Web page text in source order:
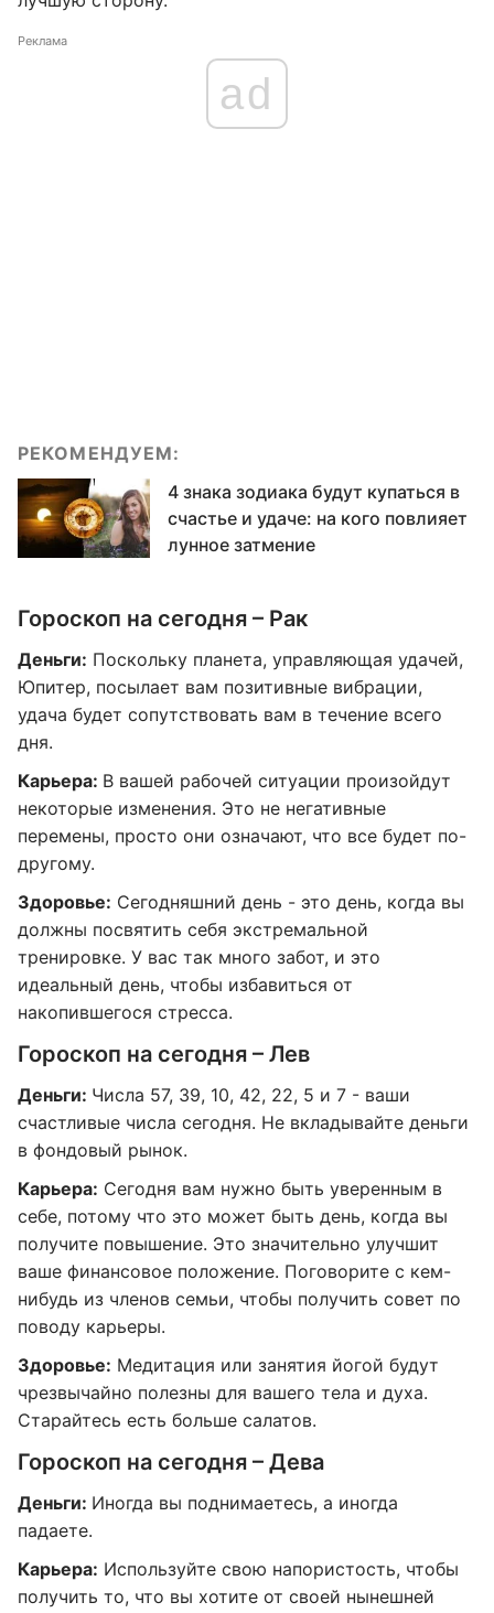
Реклама
ad
РЕКОМЕНДУЕМ:
4 знака зодиака будут купаться в
счастье и удаче: на кого повлияет
лунное затмение
Гороскоп на сегодня – Рак
Деньги: Поскольку планета, управляющая удачей,
Юпитер, посылает вам позитивные вибрации,
удача будет сопутствовать вам в течение всего
дня.
Карьера: В вашей рабочей ситуации произойдут
некоторые изменения. Это не негативные
перемены, просто они означают, что все будет по-
другому.
Здоровье: Сегодняшний день - это день, когда вы
должны посвятить себя экстремальной
тренировке. У вас так много забот, и это
идеальный день, чтобы избавиться от
накопившегося стресса.
Гороскоп на сегодня – Лев
Деньги: Числа 57, 39, 10, 42, 22, 5 и 7 - ваши
счастливые числа сегодня. Не вкладывайте деньги
в фондовый рынок.
Карьера: Сегодня вам нужно быть уверенным в
себе, потому что это может быть день, когда вы
получите повышение. Это значительно улучшит
ваше финансовое положение. Поговорите с кем-
нибудь из членов семьи, чтобы получить совет по
поводу карьеры.
Здоровье: Медитация или занятия йогой будут
чрезвычайно полезны для вашего тела и духа.
Старайтесь есть больше салатов.
Гороскоп на сегодня – Дева
Деньги: Иногда вы поднимаетесь, а иногда
падаете.
Карьера: Используйте свою напористость, чтобы
получить то, что вы хотите от своей нынешней